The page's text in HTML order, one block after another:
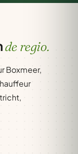
de regio.
Boxmeer,
,